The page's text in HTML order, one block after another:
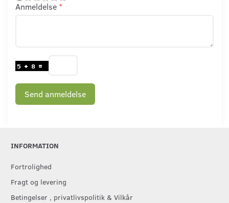
Anmeldelse
Send anmeldelse
INFORMATION
Fortrolighed
Fragt og levering
Betingelser , privatlivspolitik & Vilkår